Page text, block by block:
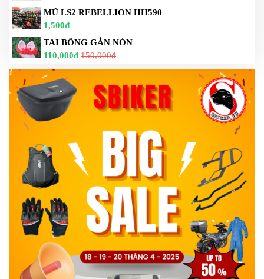
MŨ LS2 REBELLION HH590
1,500đ
TAI BÔNG GẮN NÓN
110,000đ 150,000đ